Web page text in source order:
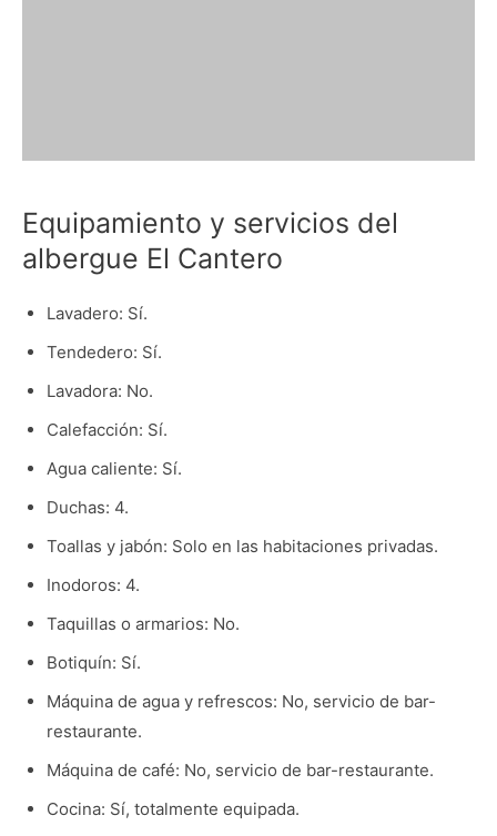
Equipamiento y servicios del
albergue El Cantero
Lavadero: Sí.
Tendedero: Sí.
Lavadora: No.
Calefacción: Sí.
Agua caliente: Sí.
Duchas: 4.
Toallas y jabón: Solo en las habitaciones privadas.
Inodoros: 4.
Taquillas o armarios: No.
Botiquín: Sí.
Máquina de agua y refrescos: No, servicio de bar-
restaurante.
Máquina de café: No, servicio de bar-restaurante.
Cocina: Sí, totalmente equipada.